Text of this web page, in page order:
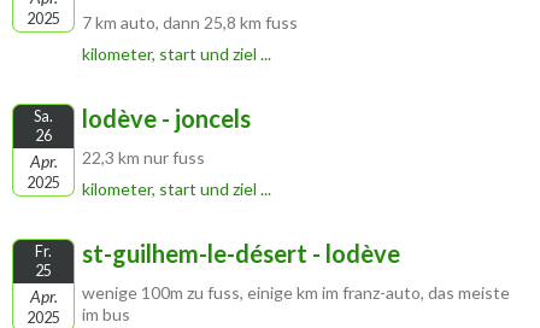
2025
7 km auto, dann 25,8 km fuss
kilometer, start und ziel ...
Sa.
26
Apr.
2025
lodève - joncels
22,3 km nur fuss
kilometer, start und ziel ...
Fr.
25
Apr.
2025
st-guilhem-le-désert - lodève
wenige 100m zu fuss, einige km im franz-auto, das meiste
im bus